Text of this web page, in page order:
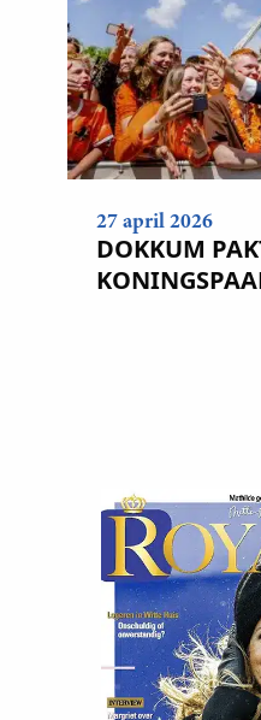
27 april 2026
DOKKUM